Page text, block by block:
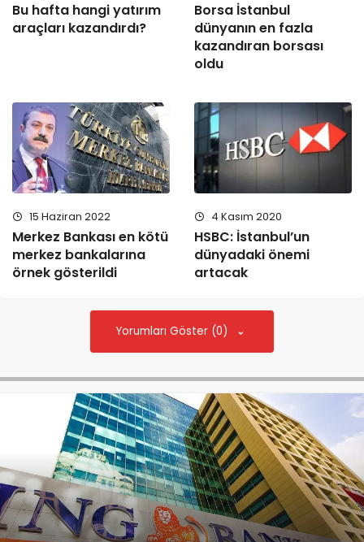
Bu hafta hangi yatırım
araçları kazandırdı?
Borsa İstanbul
dünyanın en fazla
kazandıran borsası
oldu
15 Haziran 2022
Merkez Bankası en kötü
merkez bankalarına
örnek gösterildi
4 Kasım 2020
HSBC: İstanbul’un
dünyadaki önemi
artacak
Yorumları Göster (0)